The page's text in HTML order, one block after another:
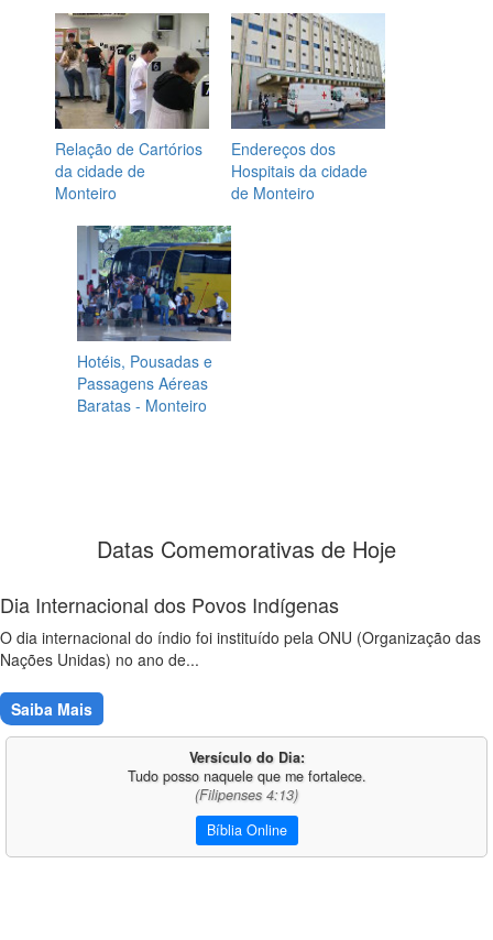
Relação de Cartórios
da cidade de
Monteiro
Endereços dos
Hospitais da cidade
de Monteiro
Hotéis, Pousadas e
Passagens Aéreas
Baratas - Monteiro
Datas Comemorativas de Hoje
Dia Internacional dos Povos Indígenas
O dia internacional do índio foi instituído pela ONU (Organização das
Nações Unidas) no ano de...
Saiba Mais
Versículo do Dia:
Tudo posso naquele que me fortalece.
(Filipenses 4:13)
Bíblia Online